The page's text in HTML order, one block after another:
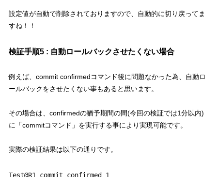
設定値が自動で削除されておりますので、自動的に切り戻ってま
すね！！
検証手順5 : 自動ロールバックさせたくない場合
例えば、commit confirmedコマンド後に問題なかった為、自動ロ
ールバックをさせたくない事もあると思います。
その場合は、confirmedの猶予期間の間(今回の検証では1分以内)
に「commitコマンド」を実行する事により実現可能です。
実際の検証結果は以下の通りです。
Test@R1 commit confirmed 1